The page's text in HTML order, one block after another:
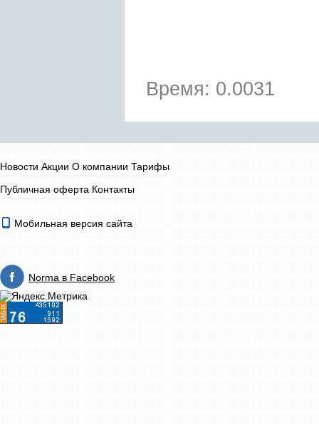
Время: 0.0031
Новости Акции О компании Тарифы
Публичная оферта Контакты
Мобильная версия сайта
Norma в Facebook